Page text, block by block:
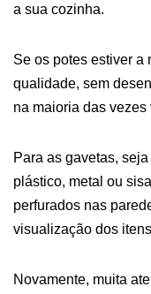
a sua cozinha.
Se os potes estiver a
qualidade, sem
na maioria das
Para as gavetas,
plástico, metal ou
perfurados nas
visualização dos
Novamente, muita